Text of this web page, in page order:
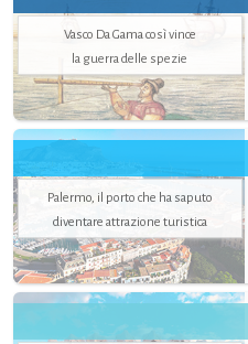
Vasco Da Gama così vince
la guerra delle spezie
Palermo, il porto che ha saputo
diventare attrazione turistica